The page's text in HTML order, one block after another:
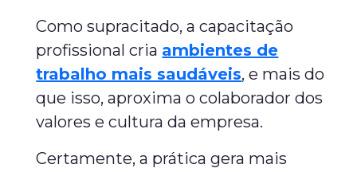
Como supracitado, a capacitação
profissional cria ambientes de
trabalho mais saudáveis, e mais do
que isso, aproxima o colaborador dos
valores e cultura da empresa.
Certamente, a prática gera mais